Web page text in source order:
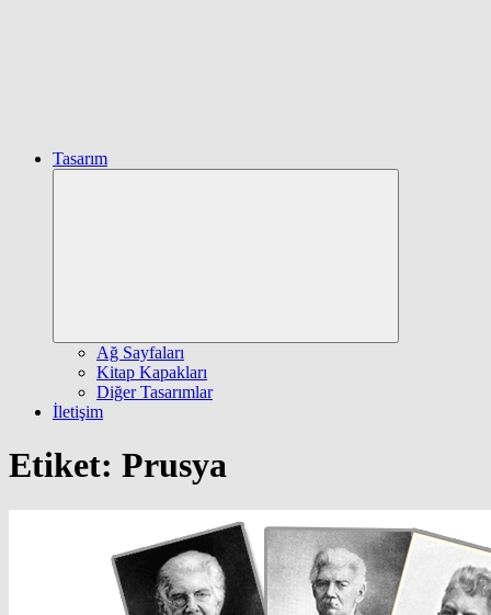
Tasarım
Ağ Sayfaları
Kitap Kapakları
Diğer Tasarımlar
İletişim
Etiket: Prusya